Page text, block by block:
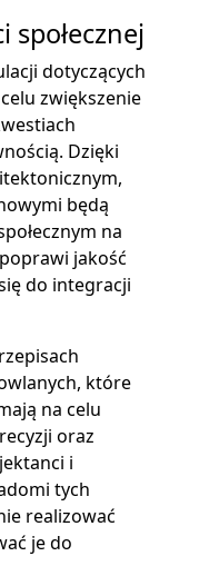
społecznej
dotyczących
zwiększenie
Dzięki
będą
na
jakość
do integracji
które
na celu
oraz
i
tych
realizować
je do